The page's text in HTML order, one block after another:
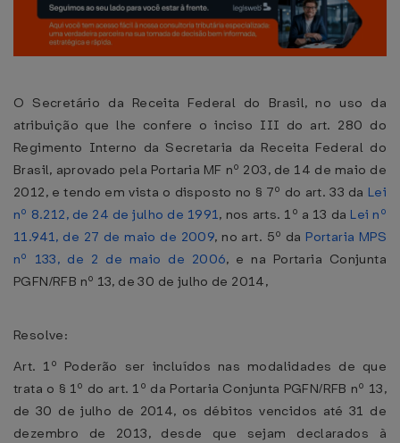
O Secretário da Receita Federal do Brasil, no uso da
atribuição que lhe confere o inciso III do art. 280 do
Regimento Interno da Secretaria da Receita Federal do
Brasil, aprovado pela Portaria MF nº 203, de 14 de maio de
2012, e tendo em vista o disposto no § 7º do art. 33 da Lei
nº 8.212, de 24 de julho de 1991, nos arts. 1º a 13 da Lei nº
11.941, de 27 de maio de 2009, no art. 5º da Portaria MPS
nº 133, de 2 de maio de 2006, e na Portaria Conjunta
PGFN/RFB nº 13, de 30 de julho de 2014,
Resolve:
Art. 1º Poderão ser incluídos nas modalidades de que
trata o § 1º do art. 1º da Portaria Conjunta PGFN/RFB nº 13,
de 30 de julho de 2014, os débitos vencidos até 31 de
dezembro de 2013, desde que sejam declarados à